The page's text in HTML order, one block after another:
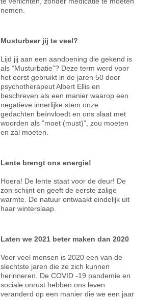
nemen.
Musturbeer jij te veel?
Lijd jij aan een aandoening die gekend is
als “Musturbatie”? Deze term werd voor
het eerst gebruikt in de jaren 50 door
psychotherapeut Albert Ellis en
beschreven als een manier waarop een
negatieve innerlijke stem onze
gedachten beïnvloedt en ons slaat met
woorden als “moet (must)”, zou moeten
en zal moeten.
Lente brengt ons energie!
Hoera! De lente staat voor de deur! De
zon schijnt en geeft de eerste zalige
warmte. De natuur ontwaakt eindelijk uit
haar winterslaap.
Laten we 2021 beter maken dan 2020
Voor veel mensen is 2020 een van de
slechtste jaren die ze zich kunnen
herinneren. De COVID -19 pandemie en
sociale onrust hebben ons leven
veranderd op een manier die we een jaar